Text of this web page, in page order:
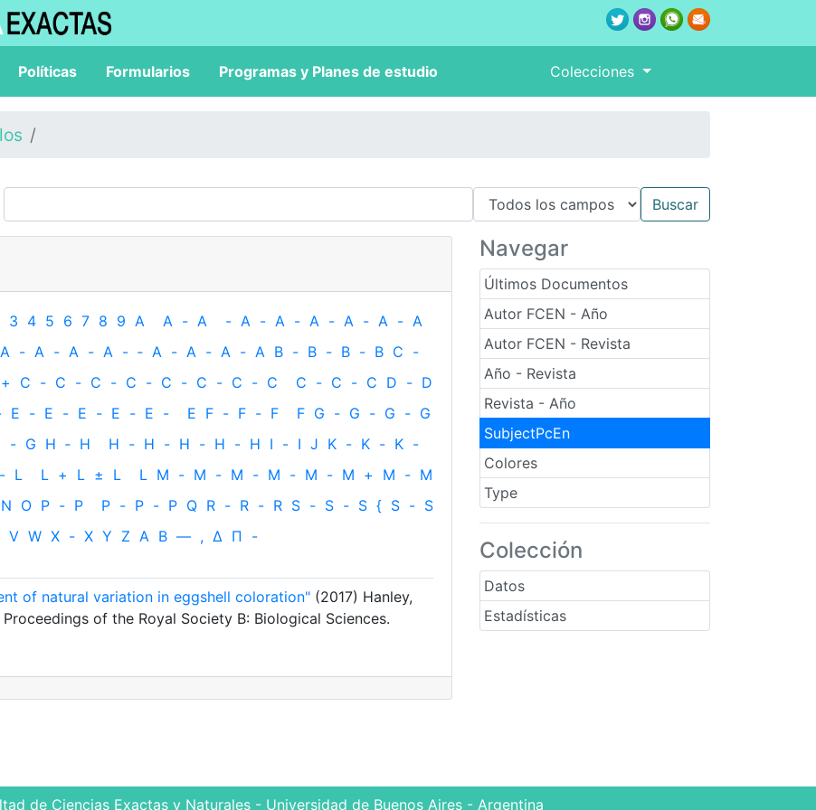
Políticas Formularios Programas y Planes de estudio Colecciones
Navegar
Últimos Documentos
Autor FCEN - Año
Autor FCEN - Revista
Año - Revista
Revista - Año
SubjectPcEn
Colores
Type
Colección
Datos
Estadísticas
3 4 5 6 7 8 9 A A - A - A - A - A - A - A - A
A - A - A - A - ‐ A - A - A - A B - B - B - B C -
+ C - C - C - C - C - C - C - C C - C - C D - D
E - E - E - E - E - E F - F - F F G - G - G - G
- G H ‐ H H - H - H - H - H I - I J K - K - K -
- L L + L ± L L M - M - M - M - M - M + M - M
N O P - P P - P - P Q R - R - R S - S - S { S - S
V W X - X Y Z Α Β — , Δ Π -
of natural variation in eggshell coloration" (2017) Hanley,
Proceedings of the Royal Society B: Biological Sciences.
de Ciencias Exactas y Naturales - Universidad de Buenos Aires - Argentina